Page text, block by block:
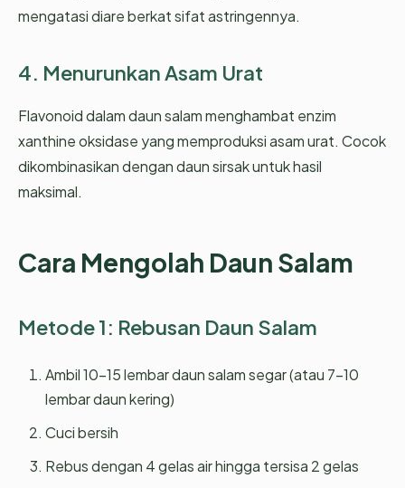
mengatasi diare berkat sifat astringennya.
4. Menurunkan Asam Urat
Flavonoid dalam daun salam menghambat enzim
xanthine oksidase yang memproduksi asam urat. Cocok
dikombinasikan dengan daun sirsak untuk hasil
maksimal.
Cara Mengolah Daun Salam
Metode 1: Rebusan Daun Salam
Ambil 10-15 lembar daun salam segar (atau 7-10
lembar daun kering)
Cuci bersih
Rebus dengan 4 gelas air hingga tersisa 2 gelas